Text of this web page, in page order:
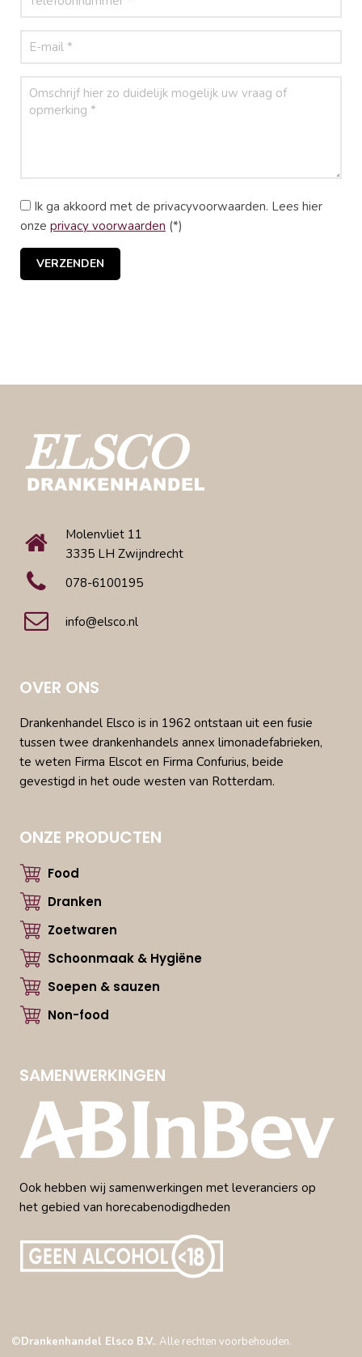
Ik ga akkoord met de privacyvoorwaarden. Lees hier
onze privacy voorwaarden (*)
Molenvliet 11
3335 LH Zwijndrecht
078-6100195
info@elsco.nl
OVER ONS
Drankenhandel Elsco is in 1962 ontstaan uit een fusie
tussen twee drankenhandels annex limonadefabrieken,
te weten Firma Elscot en Firma Confurius, beide
gevestigd in het oude westen van Rotterdam.
ONZE PRODUCTEN
Food
Dranken
Zoetwaren
Schoonmaak & Hygiëne
Soepen & sauzen
Non-food
SAMENWERKINGEN
Ook hebben wij samenwerkingen met leveranciers op
het gebied van horecabenodigdheden
©Drankenhandel Elsco B.V.. Alle rechten voorbehouden.